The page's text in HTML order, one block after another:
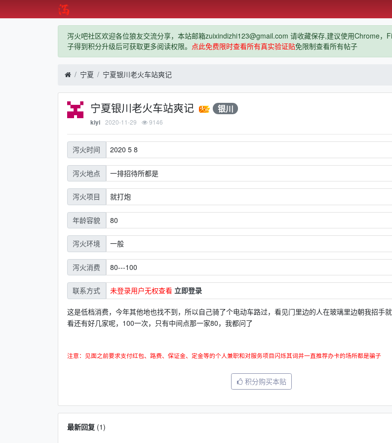
泻火吧社区欢迎各位狼友交流分享，本站邮箱zuixindizhi123@gmail.com 请收藏保存,建议使用Chrome
子得到积分升级后可获取更多阅读权限。 点此免费限时查看所有真实验证贴免限制查看所有帖子
宁夏 宁夏银川老火车站爽记
宁夏银川老火车站爽记 银川
kiyi 2020-11-29 9146
泻火时间 2020 5 8
泻火地点 一排招待所都是
泻火项目 就打炮
年龄容貌 80
泻火环境 一般
泻火消费 80---100
联系方式 未登录用户无权查看 立即登录
这是低档消费，今年其他地也找不到，所以自己骑了个电动车路过，看见门里边的人在玻璃里边朝我招手
看还有好几家呢，100一次，只有中间点那一家80，我都问了
注意：见面之前要求支付红包、路费、保证金、定金等的个人兼职和对服务项目闪烁其词并一直推荐办卡的场所都是骗子
积分购买本贴
最新回复(1)